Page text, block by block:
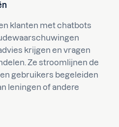
klanten met chatbots
krijgen en vragen
Ze stroomlijnen de
gebruikers begeleiden
leningen of andere